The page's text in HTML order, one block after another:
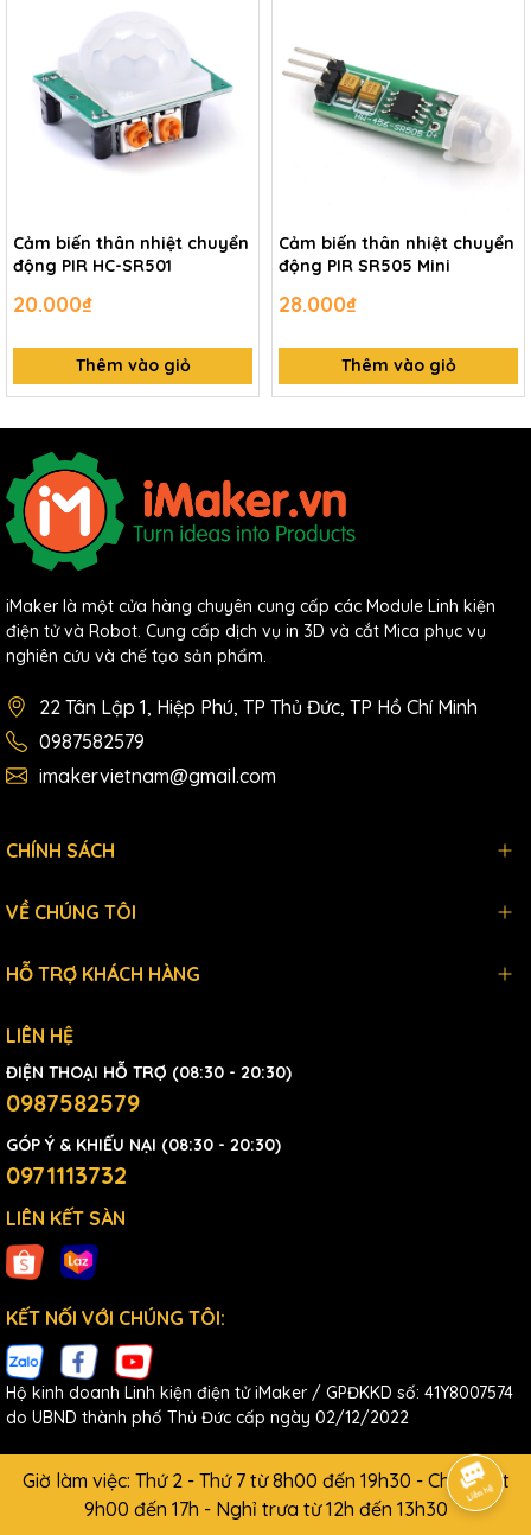
Cảm biến thân nhiệt chuyển
động PIR HC-SR501
20.000₫
Thêm vào giỏ
Cảm biến thân nhiệt chuyển
động PIR SR505 Mini
28.000₫
Thêm vào giỏ
iMaker là một cửa hàng chuyên cung cấp các Module Linh kiện
điện tử và Robot. Cung cấp dịch vụ in 3D và cắt Mica phục vụ
nghiên cứu và chế tạo sản phẩm.
22 Tân Lập 1, Hiệp Phú, TP Thủ Đức, TP Hồ Chí Minh
0987582579
imakervietnam@gmail.com
CHÍNH SÁCH
VỀ CHÚNG TÔI
HỖ TRỢ KHÁCH HÀNG
LIÊN HỆ
ĐIỆN THOẠI HỖ TRỢ (08:30 - 20:30)
0987582579
GÓP Ý & KHIẾU NẠI (08:30 - 20:30)
0971113732
LIÊN KẾT SÀN
KẾT NỐI VỚI CHÚNG TÔI:
Hộ kinh doanh Linh kiện điện tử iMaker / GPĐKKD số: 41Y8007574
do UBND thành phố Thủ Đức cấp ngày 02/12/2022
Giờ làm việc: Thứ 2 - Thứ 7 từ 8h00 đến 19h30 - Chủ Nhật
9h00 đến 17h - Nghỉ trưa từ 12h đến 13h30